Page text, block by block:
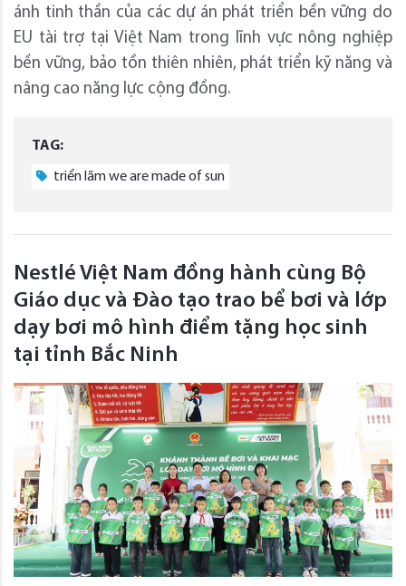
ánh tinh thần của các dự án phát triển bền vững do
EU tài trợ tại Việt Nam trong lĩnh vực nông nghiệp
bền vững, bảo tồn thiên nhiên, phát triển kỹ năng và
nâng cao năng lực cộng đồng.
TAG:
triển lãm we are made of sun
Nestlé Việt Nam đồng hành cùng Bộ
Giáo dục và Đào tạo trao bể bơi và lớp
dạy bơi mô hình điểm tặng học sinh
tại tỉnh Bắc Ninh